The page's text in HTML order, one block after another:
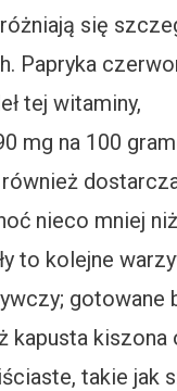
się
Papryka
tej witaminy,
mg na 100
nieco mniej
to kolejne
kapusta
takie